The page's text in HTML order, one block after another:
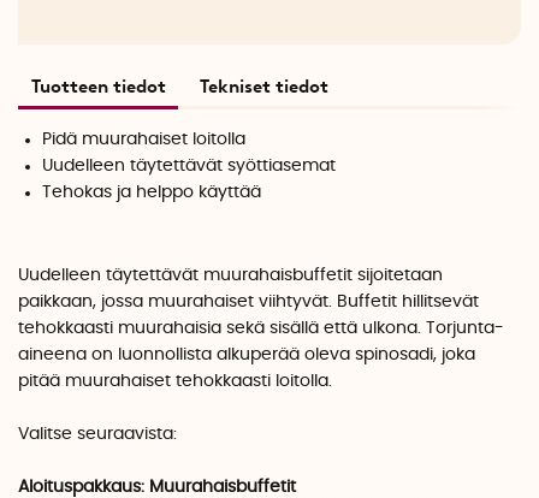
Tuotteen tiedot Tekniset tiedot
Pidä muurahaiset loitolla
Uudelleen täytettävät syöttiasemat
Tehokas ja helppo käyttää
Uudelleen täytettävät muurahaisbuffetit sijoitetaan
paikkaan, jossa muurahaiset viihtyvät. Buffetit hillitsevät
tehokkaasti muurahaisia sekä sisällä että ulkona. Torjunta-
aineena on luonnollista alkuperää oleva spinosadi, joka
pitää muurahaiset tehokkaasti loitolla.
Valitse seuraavista:
Aloituspakkaus: Muurahaisbuffetit